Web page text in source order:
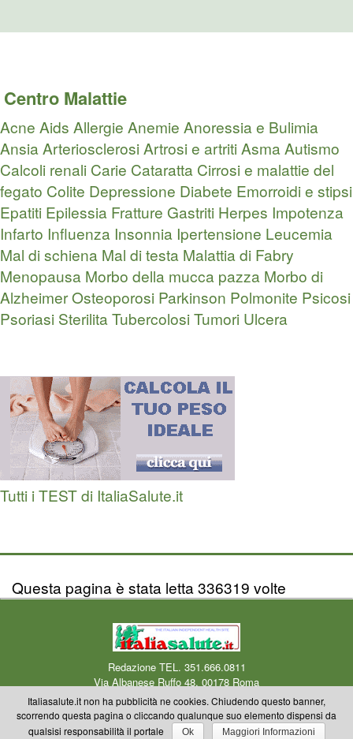
Centro Malattie
Acne Aids Allergie Anemie Anoressia e Bulimia
AnsiaArteriosclerosiArtrosi e artritiAsmaAutismo
Calcoli renali Carie Cataratta Cirrosi e malattie del
fegato Colite Depressione Diabete Emorroidi e stipsi
Epatiti Epilessia Fratture Gastriti Herpes Impotenza
Infarto Influenza Insonnia Ipertensione Leucemia
Mal di schiena Mal di testa Malattia di Fabry
Menopausa Morbo della mucca pazza Morbo di
AlzheimerOsteoporosi Parkinson Polmonite Psicosi
Psoriasi SterilitaTubercolosiTumori Ulcera
Tutti i TEST di ItaliaSalute.it
Questa pagina è stata letta 336319 volte
Redazione TEL. 351.666.0811
Via Albanese Ruffo 48, 00178 Roma
Centro Medico Okmedicina.it Via Albanese Ruffo 40-46, 00178 Roma
redazione
Copyright © 2000-2023 Okmedicina ONLUS Riproduzione riservata anche
Italiasalute.it non ha pubblicità ne cookies. Chiudendo questo banner,
scorrendo questa pagina o cliccando qualunque suo elemento dispensi da
qualsisi responsabilità il portale
Ok Maggiori Informazioni